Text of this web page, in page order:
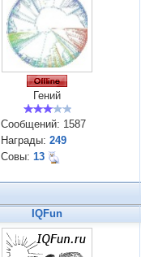
Гений
Сообщений: 1587
Награды: 249
Совы: 13
IQFun